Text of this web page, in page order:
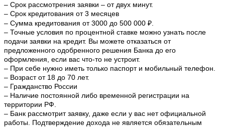
– Срок рассмотрения заявки – от двух минут.
– Срок кредитования от 3 месяцев
– Сумма кредитования от 3000 до 500 000 ₽.
– Точные условия по процентной ставке можно узнать после
подачи заявки на кредит. Вы можете отказаться от
предложенного одобренного решения Банка до его
оформления, если вас что-то не устроит.
– При себе нужно иметь только паспорт и мобильный телефон.
– Возраст от 18 до 70 лет.
– Гражданство России
– Наличие постоянной либо временной регистрации на
территории РФ.
– Банк рассмотрит заявку, даже если у вас нет официальной
работы. Подтверждение дохода не является обязательным